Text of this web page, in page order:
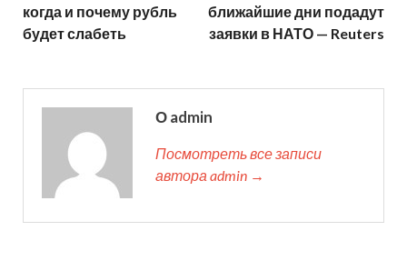
когда и почему рубль
будет слабеть
ближайшие дни подадут
заявки в НАТО — Reuters
О admin
Посмотреть все записи
автора admin →